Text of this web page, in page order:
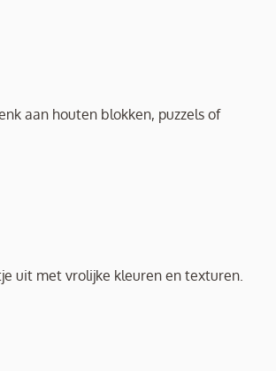
aan houten blokken, puzzels of
uit met vrolijke kleuren en texturen.